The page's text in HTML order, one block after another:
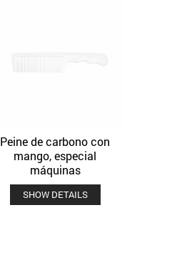
Añadir a la lista de deseos Quick View
Peine de carbono con
mango, especial
máquinas
SHOW DETAILS